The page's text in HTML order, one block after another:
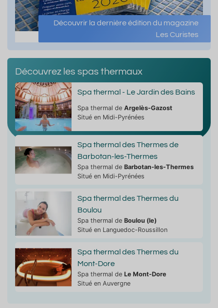
Découvrir la dernière édition du magazine
Les Curistes
Découvrez les spas thermaux
Spa thermal - Le Jardin des Bains
Spa thermal de Argelès-Gazost
Situé en Midi-Pyrénées
Spa thermal des Thermes de
Barbotan-les-Thermes
Spa thermal de Barbotan-les-Thermes
Situé en Midi-Pyrénées
Spa thermal des Thermes du
Boulou
Spa thermal de Boulou (le)
Situé en Languedoc-Roussillon
Spa thermal des Thermes du
Mont-Dore
Spa thermal de Le Mont-Dore
Situé en Auvergne